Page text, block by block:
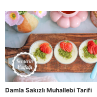
Damla Sakızlı Muhallebi Tarifi